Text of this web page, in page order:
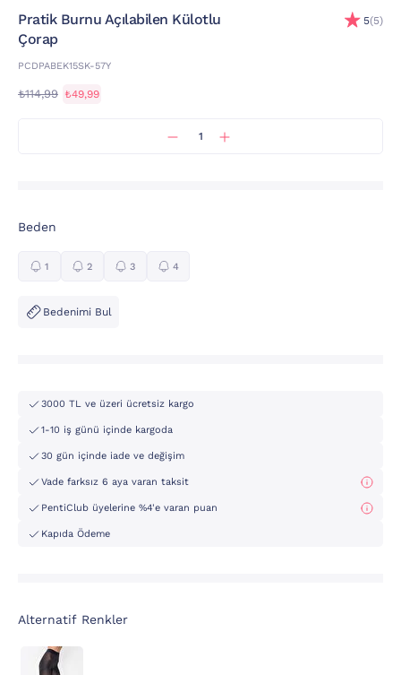
Pratik Burnu Açılabilen Külotlu
Çorap
PCDPABEK15SK-57Y
5(5)
₺114,99 ₺49,99
Beden
1 2 3 4
Bedenimi Bul
3000 TL ve üzeri ücretsiz kargo
1-10 iş günü içinde kargoda
30 gün içinde iade ve değişim
Vade farksız 6 aya varan taksit
PentiClub üyelerine %4'e varan puan
Kapıda Ödeme
Alternatif Renkler